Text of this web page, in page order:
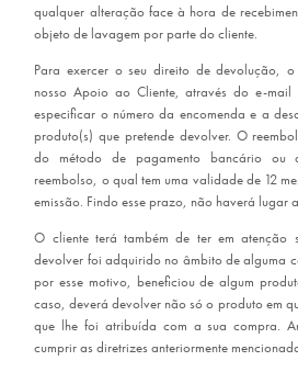
qualquer alteração face à hora de
objeto de lavagem por parte do cliente.
Para exercer o seu direito de devolução,
nosso Apoio ao Cliente, através do e-mail
especificar o número da encomenda e a
produto(s) que pretende devolver. O
do método de pagamento bancário ou
reembolso, o qual tem uma validade de 12
emissão. Findo esse prazo, não haverá lugar
O cliente terá também de ter em atenção
devolver foi adquirido no âmbito de alguma
por esse motivo, beneficiou de algum
caso, deverá devolver não só o produto em
que lhe foi atribuída com a sua compra.
cumprir as diretrizes anteriormente